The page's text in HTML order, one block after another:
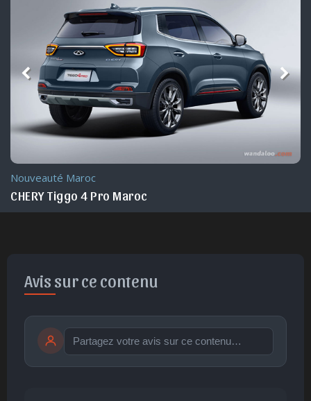
Nouveauté Maroc
CHERY Tiggo 4 Pro Maroc
Avis sur ce contenu
publication immédiate Publier